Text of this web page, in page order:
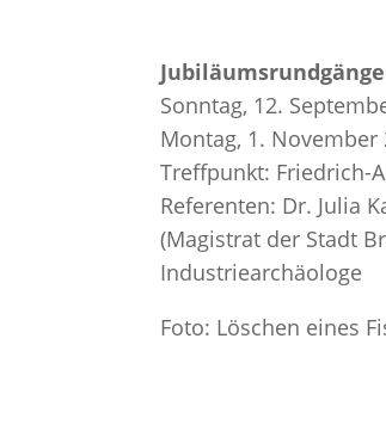
Sonntag, 12.
Montag, 1.
Treffpunkt: Friedrich-
Referenten: Dr. Julia
(Magistrat der Stadt
Industriearchäologe
Foto: Löschen eines